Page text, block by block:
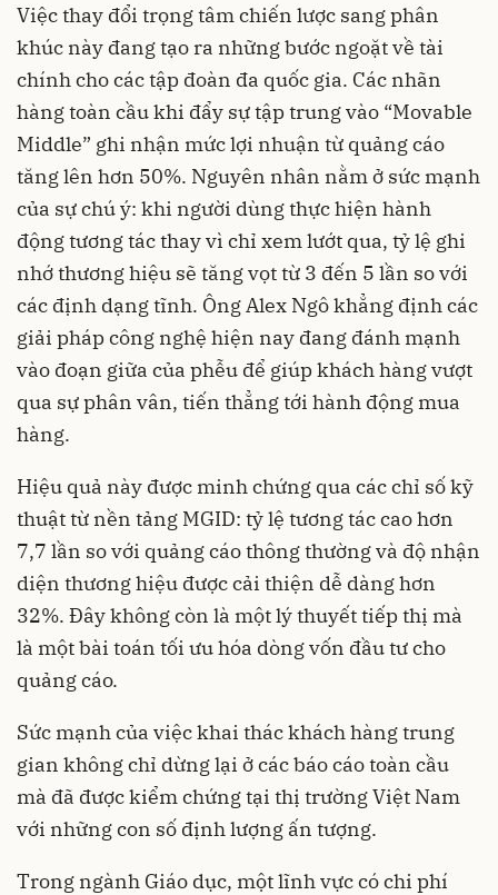
Việc thay đổi trọng tâm chiến lược sang phân
khúc này đang tạo ra những bước ngoặt về tài
chính cho các tập đoàn đa quốc gia. Các nhãn
hàng toàn cầu khi đẩy sự tập trung vào “Movable
Middle” ghi nhận mức lợi nhuận từ quảng cáo
tăng lên hơn 50%. Nguyên nhân nằm ở sức mạnh
của sự chú ý: khi người dùng thực hiện hành
động tương tác thay vì chỉ xem lướt qua, tỷ lệ ghi
nhớ thương hiệu sẽ tăng vọt từ 3 đến 5 lần so với
các định dạng tĩnh. Ông Alex Ngô khẳng định các
giải pháp công nghệ hiện nay đang đánh mạnh
vào đoạn giữa của phễu để giúp khách hàng vượt
qua sự phân vân, tiến thẳng tới hành động mua
hàng.
Hiệu quả này được minh chứng qua các chỉ số kỹ
thuật từ nền tảng MGID: tỷ lệ tương tác cao hơn
7,7 lần so với quảng cáo thông thường và độ nhận
diện thương hiệu được cải thiện dễ dàng hơn
32%. Đây không còn là một lý thuyết tiếp thị mà
là một bài toán tối ưu hóa dòng vốn đầu tư cho
quảng cáo.
Sức mạnh của việc khai thác khách hàng trung
gian không chỉ dừng lại ở các báo cáo toàn cầu
mà đã được kiểm chứng tại thị trường Việt Nam
với những con số định lượng ấn tượng.
Trong ngành Giáo dục, một lĩnh vực có chi phí